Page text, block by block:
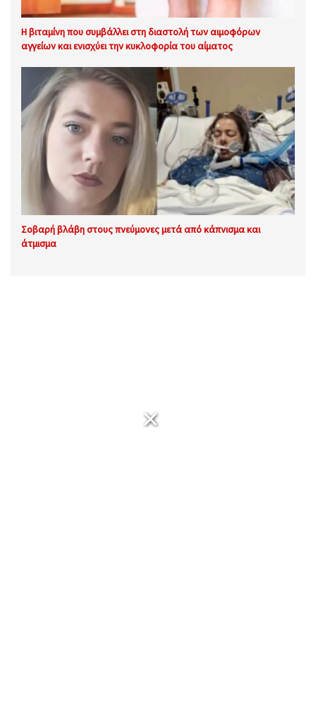
Η βιταμίνη που συμβάλλει στη διαστολή των αιμοφόρων
αγγείων και ενισχύει την κυκλοφορία του αίματος
Σοβαρή βλάβη στους πνεύμονες μετά από κάπνισμα και
άτμισμα